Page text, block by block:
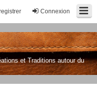
Connexion
et Traditions autour du